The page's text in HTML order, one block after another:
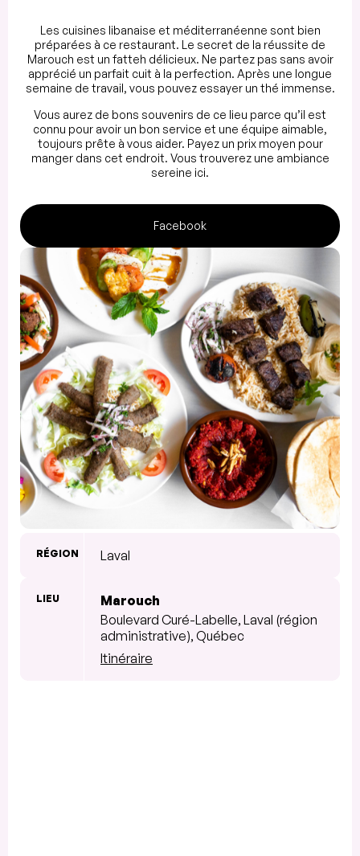
Les cuisines libanaise et méditerranéenne sont bien
préparées à ce restaurant. Le secret de la réussite de
Marouch est un fatteh délicieux. Ne partez pas sans avoir
apprécié un parfait cuit à la perfection. Après une longue
semaine de travail, vous pouvez essayer un thé immense.
Vous aurez de bons souvenirs de ce lieu parce qu’il est
connu pour avoir un bon service et une équipe aimable,
toujours prête à vous aider. Payez un prix moyen pour
manger dans cet endroit. Vous trouverez une ambiance
sereine ici.
Facebook
RÉGION Laval
LIEU
Marouch
Boulevard Curé-Labelle, Laval (région
administrative), Québec
Itinéraire